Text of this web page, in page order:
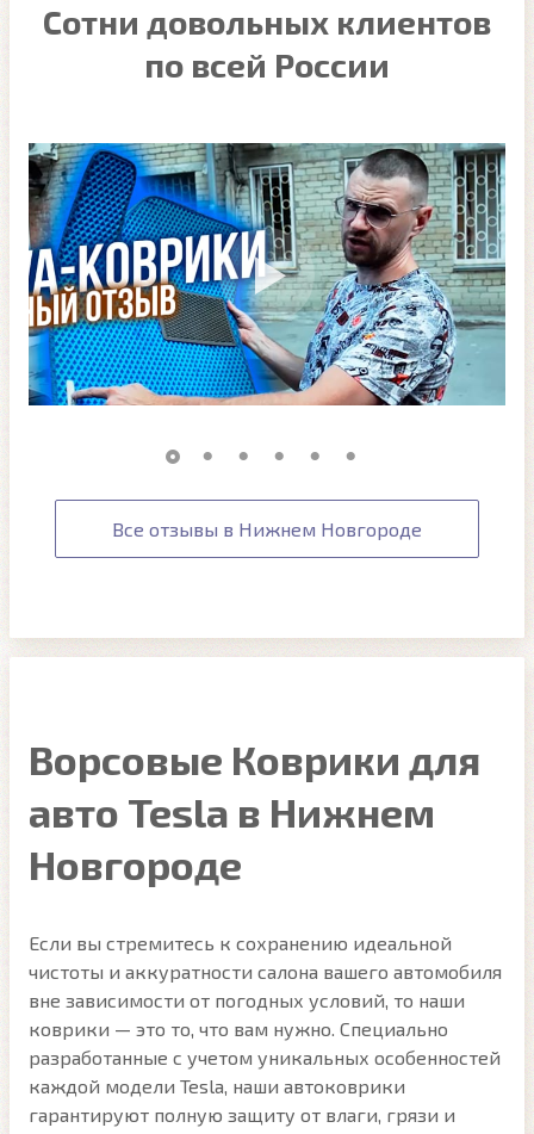
Сотни довольных клиентов
по всей России
Все отзывы в Нижнем Новгороде
Ворсовые Коврики для
авто Tesla в Нижнем
Новгороде
Если вы стремитесь к сохранению идеальной
чистоты и аккуратности салона вашего автомобиля
вне зависимости от погодных условий, то наши
коврики — это то, что вам нужно. Специально
разработанные с учетом уникальных особенностей
каждой модели Tesla, наши автоковрики
гарантируют полную защиту от влаги, грязи и